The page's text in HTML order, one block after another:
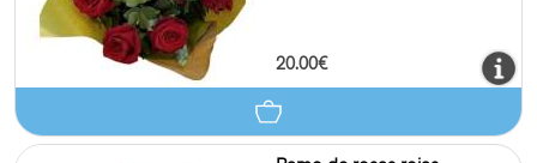
20.00€